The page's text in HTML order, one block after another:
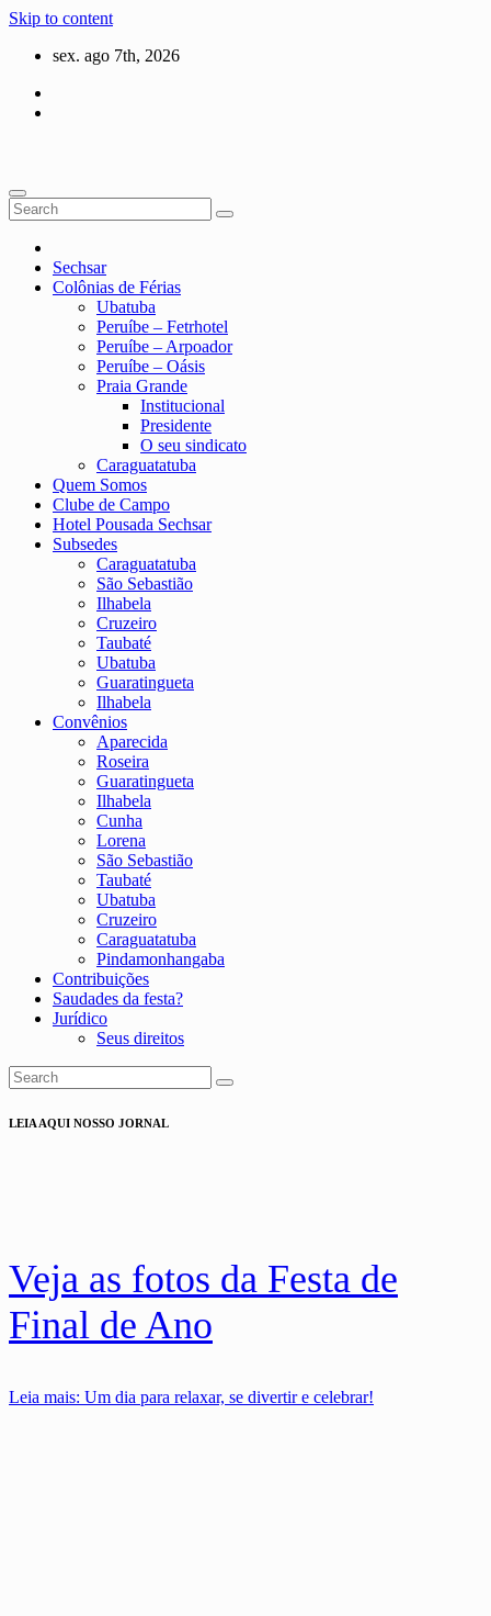
Skip to content
sex. ago 7th, 2026
Sechsar
Colônias de Férias
Ubatuba
Peruíbe – Fetrhotel
Peruíbe – Arpoador
Peruíbe – Oásis
Praia Grande
Institucional
Presidente
O seu sindicato
Caraguatatuba
Quem Somos
Clube de Campo
Hotel Pousada Sechsar
Subsedes
Caraguatatuba
São Sebastião
Ilhabela
Cruzeiro
Taubaté
Ubatuba
Guaratingueta
Ilhabela
Convênios
Aparecida
Roseira
Guaratingueta
Ilhabela
Cunha
Lorena
São Sebastião
Taubaté
Ubatuba
Cruzeiro
Caraguatatuba
Pindamonhangaba
Contribuições
Saudades da festa?
Jurídico
Seus direitos
LEIA AQUI NOSSO JORNAL
Veja as fotos da Festa de
Final de Ano
Leia mais: Um dia para relaxar, se divertir e celebrar!